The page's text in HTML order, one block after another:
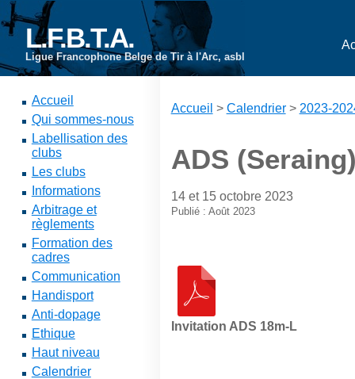
L.F.B.T.A.
Ligue Francophone Belge de Tir à l'Arc, asbl
Accueil
Qui sommes-nous
Labellisation des
clubs
Les clubs
Informations
Arbitrage et
règlements
Formation des
cadres
Communication
Handisport
Anti-dopage
Ethique
Haut niveau
Calendrier
Accueil > Calendrier> 2023-
ADS
14 et 15 octobre 2023
Publié : Août 2023
Invitation ADS 18m-L